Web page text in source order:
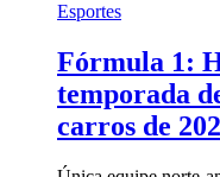
Esportes
Fórmula 1:
temporada
carros de